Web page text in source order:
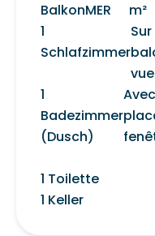
BalkonMER
m²
1
Schlafzimmer
Sur
1
Badezimmer
(Dusch)
1 Toilette
1 Keller